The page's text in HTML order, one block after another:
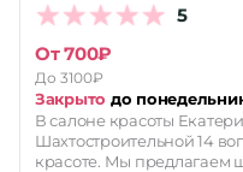
5
От 700₽
До 3100₽
Закрыто до
В салоне красоты
Шахтостроительной 14
красоте. Мы предлагаем